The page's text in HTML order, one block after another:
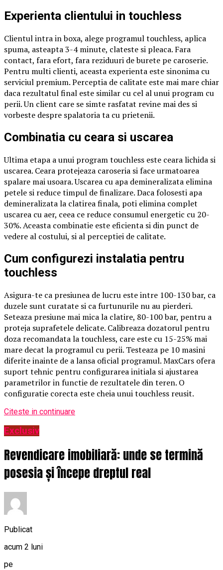
Experienta clientului in touchless
Clientul intra in boxa, alege programul touchless, aplica
spuma, asteapta 3-4 minute, clateste si pleaca. Fara
contact, fara efort, fara reziduuri de burete pe caroserie.
Pentru multi clienti, aceasta experienta este sinonima cu
serviciul premium. Perceptia de calitate este mai mare chiar
daca rezultatul final este similar cu cel al unui program cu
perii. Un client care se simte rasfatat revine mai des si
vorbeste despre spalatoria ta cu prietenii.
Combinatia cu ceara si uscarea
Ultima etapa a unui program touchless este ceara lichida si
uscarea. Ceara protejeaza caroseria si face urmatoarea
spalare mai usoara. Uscarea cu apa demineralizata elimina
petele si reduce timpul de finalizare. Daca folosesti apa
demineralizata la clatirea finala, poti elimina complet
uscarea cu aer, ceea ce reduce consumul energetic cu 20-
30%. Aceasta combinatie este eficienta si din punct de
vedere al costului, si al perceptiei de calitate.
Cum configurezi instalatia pentru
touchless
Asigura-te ca presiunea de lucru este intre 100-130 bar, ca
duzele sunt curatate si ca furtunurile nu au pierderi.
Seteaza presiune mai mica la clatire, 80-100 bar, pentru a
proteja suprafetele delicate. Calibreaza dozatorul pentru
doza recomandata la touchless, care este cu 15-25% mai
mare decat la programul cu perii. Testeaza pe 10 masini
diferite inainte de a lansa oficial programul. MaxCars ofera
suport tehnic pentru configurarea initiala si ajustarea
parametrilor in functie de rezultatele din teren. O
configuratie corecta este cheia unui touchless reusit.
Citeste in continuare
Exclusiv
Revendicare imobiliară: unde se termină
posesia și începe dreptul real
Publicat
acum 2 luni
pe